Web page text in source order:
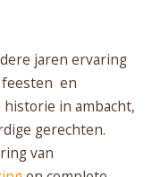
jaren ervaring
feesten en
in ambacht,
gerechten.
van